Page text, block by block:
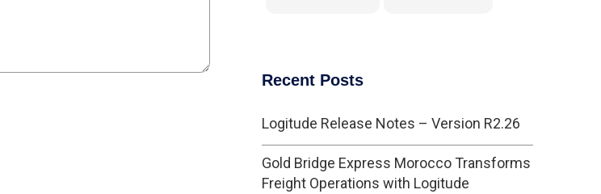
Recent Posts
Logitude Release Notes – Version R2.26
Gold Bridge Express Morocco Transforms
Freight Operations with Logitude